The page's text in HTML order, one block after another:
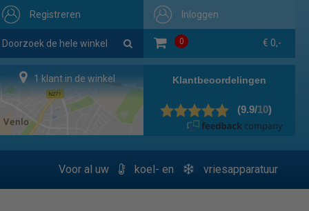
Inloggen
0 € 0,-
Registreren
1 klant in de winkel
Voor al uw koel- en vriesapparatuur